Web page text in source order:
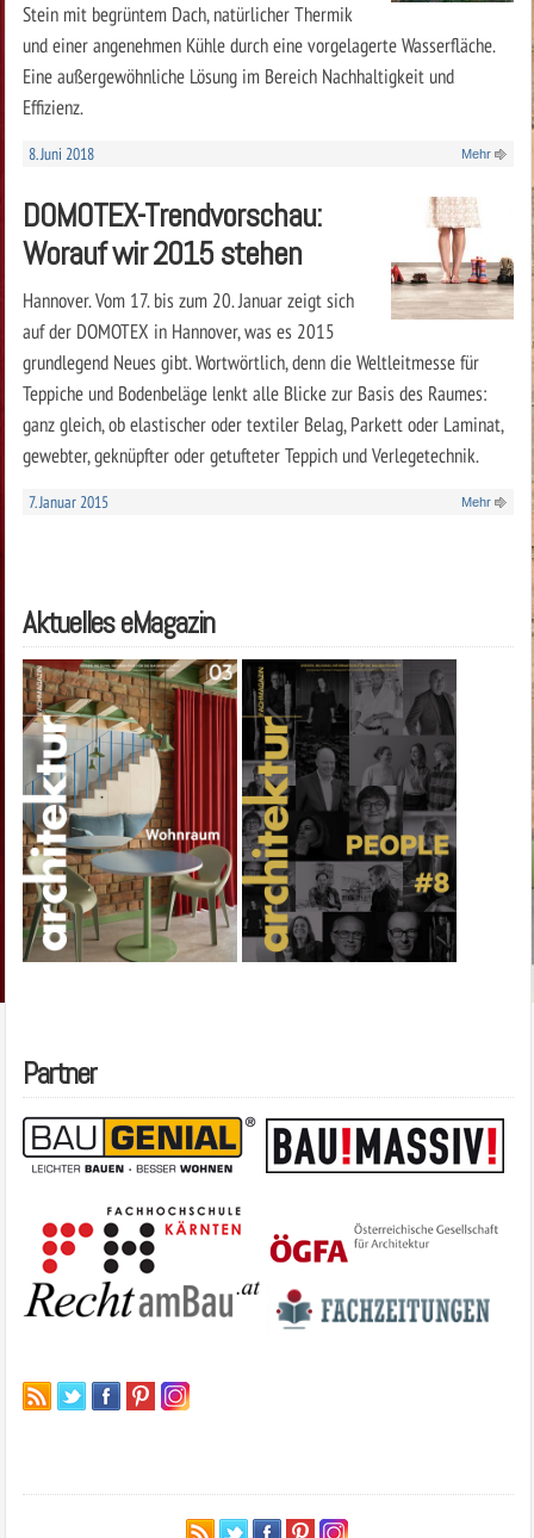
Stein mit begrüntem Dach, natürlicher Thermik
und einer angenehmen Kühle durch eine vorgelagerte Wasserfläche.
Eine außergewöhnliche Lösung im Bereich Nachhaltigkeit und
Effizienz.
8. Juni 2018 Mehr
DOMOTEX-Trendvorschau:
Worauf wir 2015 stehen
Hannover. Vom 17. bis zum 20. Januar zeigt sich
auf der DOMOTEX in Hannover, was es 2015
grundlegend Neues gibt. Wortwörtlich, denn die Weltleitmesse für
Teppiche und Bodenbeläge lenkt alle Blicke zur Basis des Raumes:
ganz gleich, ob elastischer oder textiler Belag, Parkett oder Laminat,
gewebter, geknüpfter oder getufteter Teppich und Verlegetechnik.
7. Januar 2015 Mehr
Aktuelles eMagazin
Partner